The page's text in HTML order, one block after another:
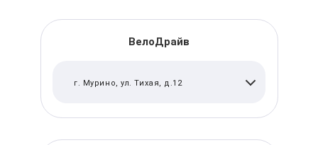
ВелоДрайв
г. Мурино, ул. Тихая, д.12